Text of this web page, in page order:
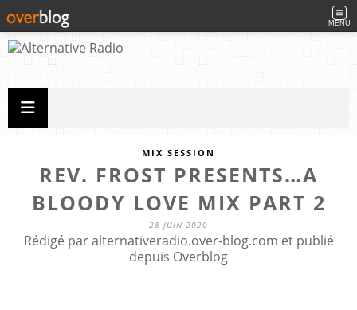
MENU
MIX SESSION
REV. FROST PRESENTS…A
BLOODY LOVE MIX PART 2
28 JUIN 2020
Rédigé par alternativeradio.over-blog.com et publié
depuis Overblog